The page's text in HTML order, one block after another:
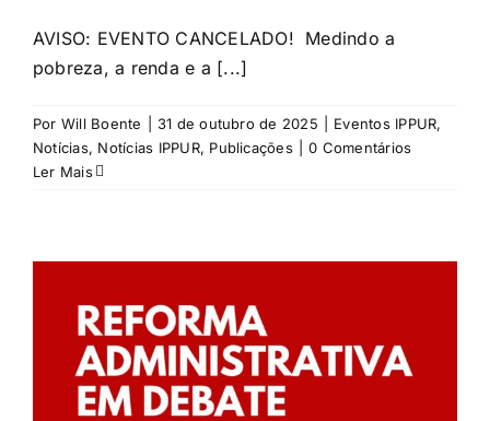
AVISO: EVENTO CANCELADO! Medindo a
pobreza, a renda e a [...]
Por Will Boente 31 de outubro de 2025 Eventos IPPUR,
Notícias, Notícias IPPUR, Publicações
0 Comentários
Ler Mais